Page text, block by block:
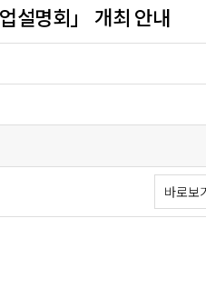
설명회」 개최 안내
바로보